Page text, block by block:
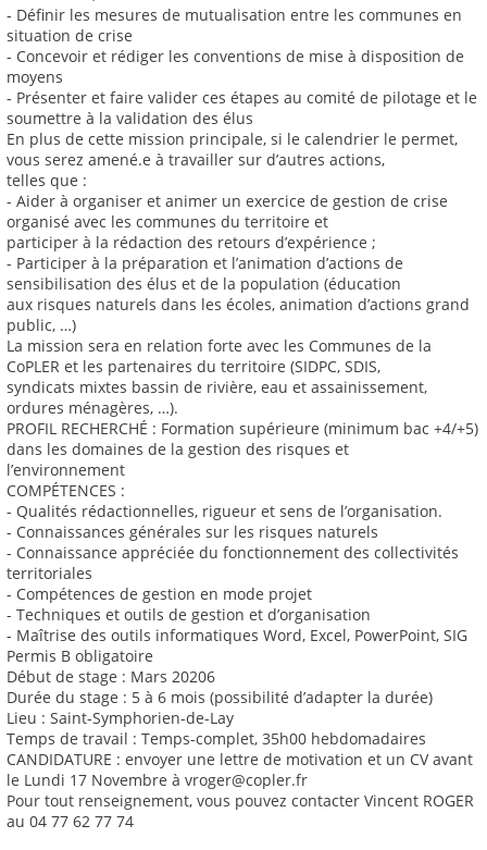
‐ Définir les mesures de mutualisation entre les communes en
situation de crise
‐ Concevoir et rédiger les conventions de mise à disposition de
moyens
‐ Présenter et faire valider ces étapes au comité de pilotage et le
soumettre à la validation des élus
En plus de cette mission principale, si le calendrier le permet,
vous serez amené.e à travailler sur d’autres actions,
telles que :
- Aider à organiser et animer un exercice de gestion de crise
organisé avec les communes du territoire et
participer à la rédaction des retours d’expérience ;
- Participer à la préparation et l’animation d’actions de
sensibilisation des élus et de la population (éducation
aux risques naturels dans les écoles, animation d’actions grand
public, …)
La mission sera en relation forte avec les Communes de la
CoPLER et les partenaires du territoire (SIDPC, SDIS,
syndicats mixtes bassin de rivière, eau et assainissement,
ordures ménagères, …).
PROFIL RECHERCHÉ : Formation supérieure (minimum bac +4/+5)
dans les domaines de la gestion des risques et
l’environnement
COMPÉTENCES :
- Qualités rédactionnelles, rigueur et sens de l’organisation.
- Connaissances générales sur les risques naturels
- Connaissance appréciée du fonctionnement des collectivités
territoriales
- Compétences de gestion en mode projet
- Techniques et outils de gestion et d’organisation
- Maîtrise des outils informatiques Word, Excel, PowerPoint, SIG
Permis B obligatoire
Début de stage : Mars 20206
Durée du stage : 5 à 6 mois (possibilité d’adapter la durée)
Lieu : Saint-Symphorien-de-Lay
Temps de travail : Temps-complet, 35h00 hebdomadaires
CANDIDATURE : envoyer une lettre de motivation et un CV avant
le Lundi 17 Novembre à vroger@copler.fr
Pour tout renseignement, vous pouvez contacter Vincent ROGER
au 04 77 62 77 74